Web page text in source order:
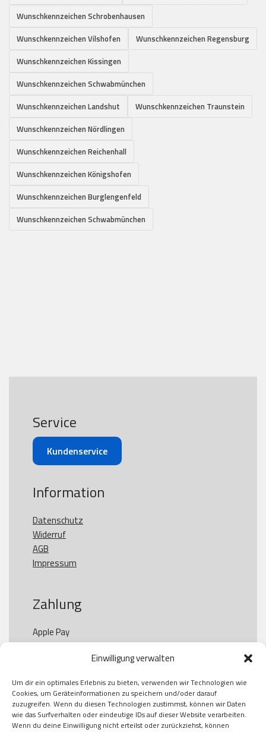
Einwilligung verwalten
Um dir ein optimales Erlebnis zu bieten, verwenden wir Technologien wie
Cookies, um Geräteinformationen zu speichern und/oder darauf
zuzugreifen. Wenn du diesen Technologien zustimmst, können wir Daten
wie das Surfverhalten oder eindeutige IDs auf dieser Website verarbeiten.
Wenn du deine Einwilligung nicht erteilst oder zurückziehst, können
Wunschkennzeichen Schrobenhausen
Wunschkennzeichen Vilshofen
Wunschkennzeichen Regensburg
Wunschkennzeichen Kissingen
Wunschkennzeichen Schwabmünchen
Wunschkennzeichen Landshut
Wunschkennzeichen Traunstein
Wunschkennzeichen Nördlingen
Wunschkennzeichen Reichenhall
Wunschkennzeichen Königshofen
Wunschkennzeichen Burglengenfeld
Wunschkennzeichen Schwabmünchen
Service
Kundenservice
Information
Datenschutz
Widerruf
AGB
Impressum
Zahlung
Apple Pay
Paypal
Kauf auf Rechung
Klarna
American Express